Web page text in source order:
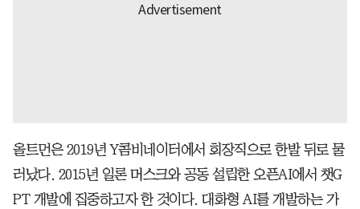
올트먼은 2019년 Y콤비네이터에서 회장직으로 한발 뒤로 물
러났다. 2015년 일론 머스크와 공동 설립한 오픈AI에서 챗G
PT 개발에 집중하고자 한 것이다. 대화형 AI를 개발하는 가